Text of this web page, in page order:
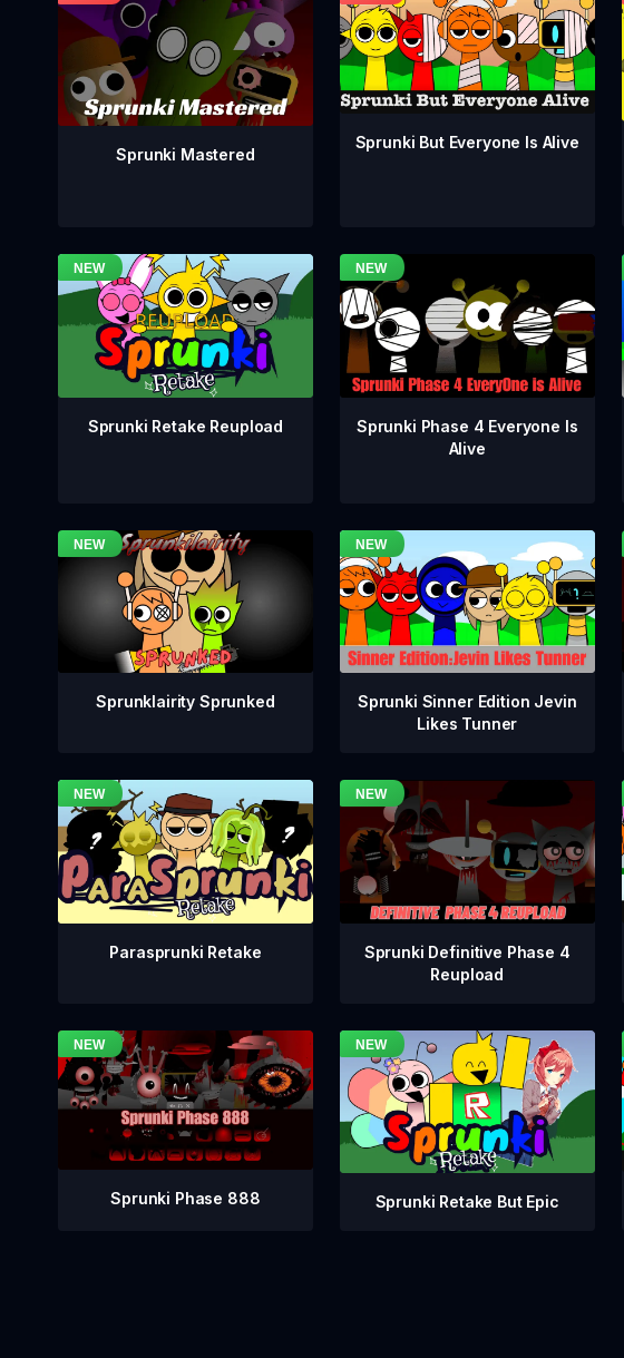
Sprunki Mastered
Sprunki But Everyone Is Alive
Sprunki Retake Reupload
Sprunki Phase 4 Everyone Is
Alive
Sprunklairity Sprunked
Sprunki Sinner Edition Jevin
Likes Tunner
Parasprunki Retake
Sprunki Definitive Phase 4
Reupload
Sprunki Phase 888 Sprunki Retake But Epic